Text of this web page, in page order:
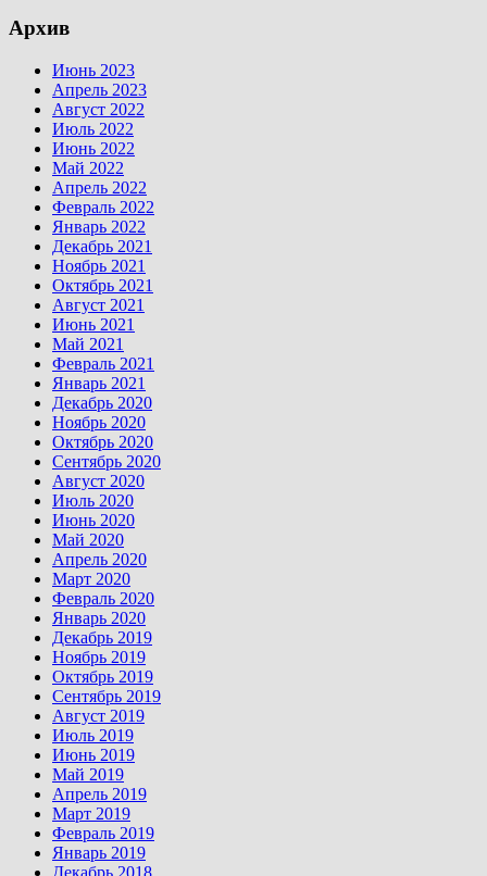
Архив
Июнь 2023
Апрель 2023
Август 2022
Июль 2022
Июнь 2022
Май 2022
Апрель 2022
Февраль 2022
Январь 2022
Декабрь 2021
Ноябрь 2021
Октябрь 2021
Август 2021
Июнь 2021
Май 2021
Февраль 2021
Январь 2021
Декабрь 2020
Ноябрь 2020
Октябрь 2020
Сентябрь 2020
Август 2020
Июль 2020
Июнь 2020
Май 2020
Апрель 2020
Март 2020
Февраль 2020
Январь 2020
Декабрь 2019
Ноябрь 2019
Октябрь 2019
Сентябрь 2019
Август 2019
Июль 2019
Июнь 2019
Май 2019
Апрель 2019
Март 2019
Февраль 2019
Январь 2019